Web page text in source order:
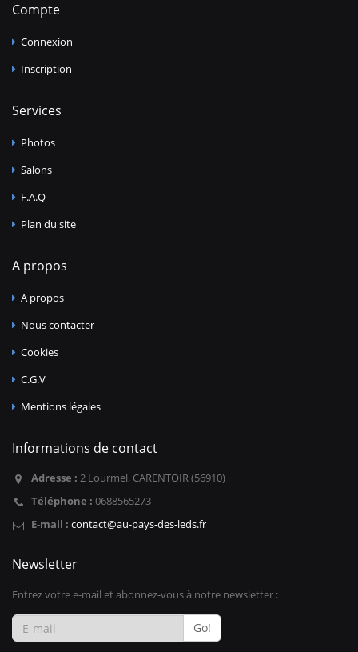
Compte
Connexion
Inscription
Services
Photos
Salons
F.A.Q
Plan du site
A propos
A propos
Nous contacter
Cookies
C.G.V
Mentions légales
Informations de contact
Adresse : 2 Lourmel, CARENTOIR (56910)
Téléphone : 0688565273
E-mail : contact@au-pays-des-leds.fr
Newsletter
Entrez votre e-mail et abonnez-vous à notre newsletter :
Go!